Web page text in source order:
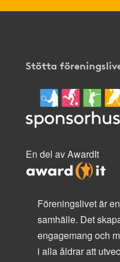
Stötta
En del av AwardIt
Föreningslivet är
samhälle. Det
engagemang och
i alla åldrar att